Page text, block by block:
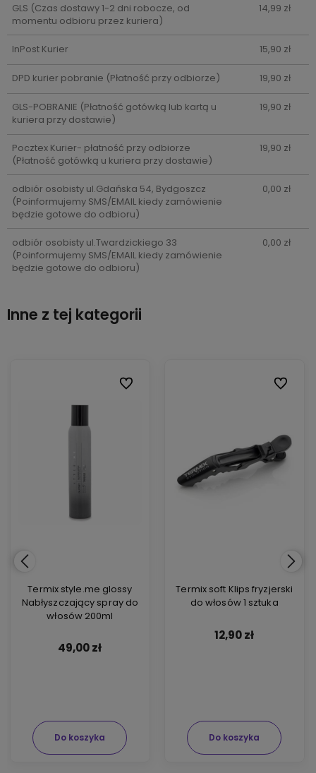
GLS (Czas dostawy 1-2 dni robocze, od
momentu odbioru przez kuriera)
14,99 zł
InPost Kurier 15,90 zł
DPD kurier pobranie (Płatność przy odbiorze) 19,90 zł
GLS-POBRANIE (Płatność gotówką lub kartą u
kuriera przy dostawie)
19,90 zł
Pocztex Kurier- płatność przy odbiorze
(Płatność gotówką u kuriera przy dostawie)
19,90 zł
odbiór osobisty ul.Gdańska 54, Bydgoszcz
(Poinformujemy SMS/EMAIL kiedy zamówienie
będzie gotowe do odbioru)
0,00 zł
odbiór osobisty ul.Twardzickiego 33
(Poinformujemy SMS/EMAIL kiedy zamówienie
będzie gotowe do odbioru)
0,00 zł
Inne z tej kategorii
Termix style.me glossy
Nabłyszczający spray do
włosów 200ml
49,00 zł
Do koszyka
Do ulubionych
Do ulubionych
Termix soft Klips fryzjerski
do włosów 1 sztuka
12,90 zł
Do koszyka
Do
Do